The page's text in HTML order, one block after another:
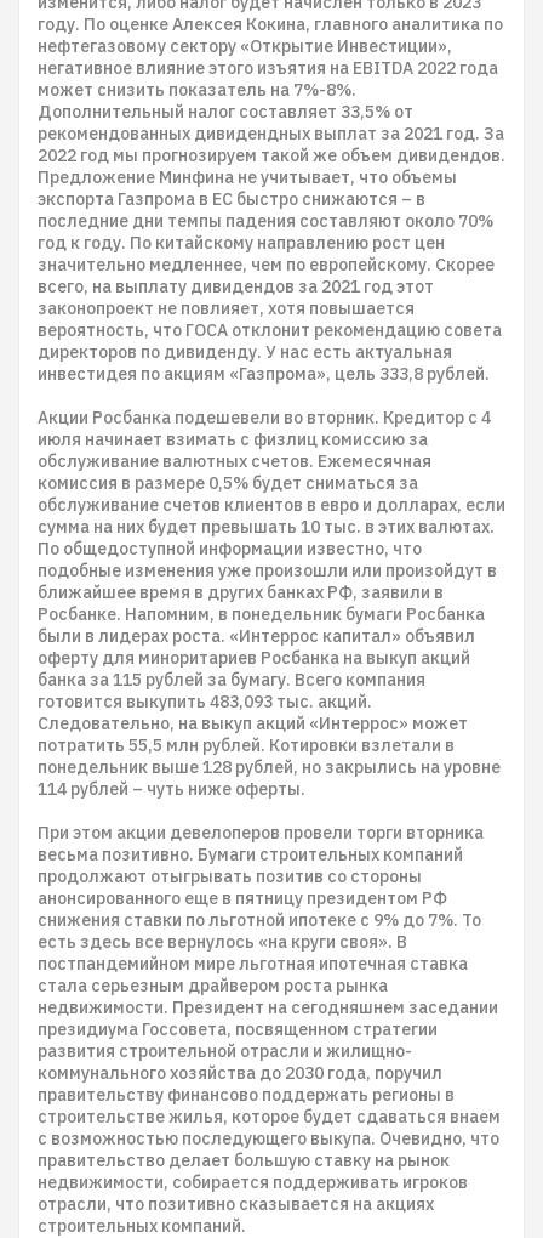
году. По оценке Алексея Кокина, главного аналитика по
нефтегазовому сектору «Открытие Инвестиции»,
негативное влияние этого изъятия на EBITDA 2022 года
может снизить показатель на 7%-8%.
Дополнительный налог составляет 33,5% от
рекомендованных дивидендных выплат за 2021 год. За
2022 год мы прогнозируем такой же объем дивидендов.
Предложение Минфина не учитывает, что объемы
экспорта Газпрома в ЕС быстро снижаются – в
последние дни темпы падения составляют около 70%
год к году. По китайскому направлению рост цен
значительно медленнее, чем по европейскому. Скорее
всего, на выплату дивидендов за 2021 год этот
законопроект не повлияет, хотя повышается
вероятность, что ГОСА отклонит рекомендацию совета
директоров по дивиденду. У нас есть актуальная
инвестидея по акциям «Газпрома», цель 333,8 рублей.
Акции Росбанка подешевели во вторник. Кредитор с 4
июля начинает взимать с физлиц комиссию за
обслуживание валютных счетов. Ежемесячная
комиссия в размере 0,5% будет сниматься за
обслуживание счетов клиентов в евро и долларах, если
сумма на них будет превышать 10 тыс. в этих валютах.
По общедоступной информации известно, что
подобные изменения уже произошли или произойдут в
ближайшее время в других банках РФ, заявили в
Росбанке. Напомним, в понедельник бумаги Росбанка
были в лидерах роста. «Интеррос капитал» объявил
оферту для миноритариев Росбанка на выкуп акций
банка за 115 рублей за бумагу. Всего компания
готовится выкупить 483,093 тыс. акций.
Следовательно, на выкуп акций «Интеррос» может
потратить 55,5 млн рублей. Котировки взлетали в
понедельник выше 128 рублей, но закрылись на уровне
114 рублей – чуть ниже оферты.
При этом акции девелоперов провели торги вторника
весьма позитивно. Бумаги строительных компаний
продолжают отыгрывать позитив со стороны
анонсированного еще в пятницу президентом РФ
снижения ставки по льготной ипотеке с 9% до 7%. То
есть здесь все вернулось «на круги своя». В
постпандемийном мире льготная ипотечная ставка
стала серьезным драйвером роста рынка
недвижимости. Президент на сегодняшнем заседании
президиума Госсовета, посвященном стратегии
развития строительной отрасли и жилищно-
коммунального хозяйства до 2030 года, поручил
правительству финансово поддержать регионы в
строительстве жилья, которое будет сдаваться внаем
с возможностью последующего выкупа. Очевидно, что
правительство делает большую ставку на рынок
недвижимости, собирается поддерживать игроков
отрасли, что позитивно сказывается на акциях
строительных компаний.